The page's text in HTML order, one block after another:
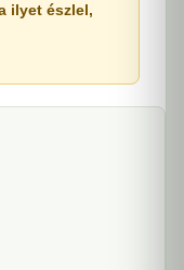
ilyet észlel,